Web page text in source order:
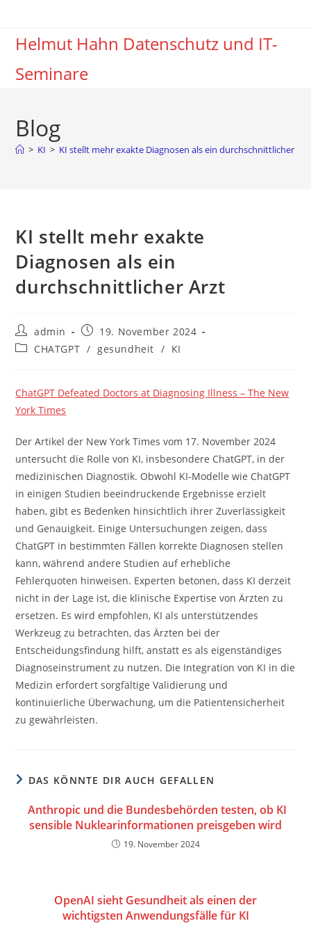
springenHelmut Hahn Datenschutz und IT-
Seminare
Blog
> KI > KI stellt mehr exakte Diagnosen als ein durchschnittlicher
KI stellt mehr exakte
Diagnosen als ein
durchschnittlicher Arzt
Beitrags-
Autor:
admin
Beitrag
veröffentlicht:
19. November 2024
Beitrags-
CHATGPT / gesundheit / KI
ChatGPT Defeated Doctors at Diagnosing Illness – The New
York Times
Der Artikel der New York Times vom 17. November 2024
untersucht die Rolle von KI, insbesondere ChatGPT, in der
medizinischen Diagnostik. Obwohl KI-Modelle wie ChatGPT
in einigen Studien beeindruckende Ergebnisse erzielt
haben, gibt es Bedenken hinsichtlich ihrer Zuverlässigkeit
und Genauigkeit. Einige Untersuchungen zeigen, dass
ChatGPT in bestimmten Fällen korrekte Diagnosen stellen
kann, während andere Studien auf erhebliche
Fehlerquoten hinweisen. Experten betonen, dass KI derzeit
nicht in der Lage ist, die klinische Expertise von Ärzten zu
ersetzen. Es wird empfohlen, KI als unterstützendes
Werkzeug zu betrachten, das Ärzten bei der
Entscheidungsfindung hilft, anstatt es als eigenständiges
Diagnoseinstrument zu nutzen. Die Integration von KI in die
Medizin erfordert sorgfältige Validierung und
kontinuierliche Überwachung, um die Patientensicherheit
zu gewährleisten.
DAS KÖNNTE DIR AUCH GEFALLEN
Anthropic und die Bundesbehörden testen, ob KI
sensible Nuklearinformationen preisgeben wird
19. November 2024
OpenAI sieht Gesundheit als einen der
wichtigsten Anwendungsfälle für KI